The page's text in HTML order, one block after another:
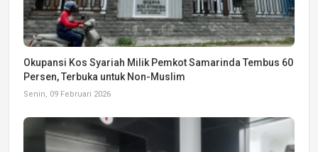
Okupansi Kos Syariah Milik Pemkot Samarinda Tembus 60
Persen, Terbuka untuk Non-Muslim
Senin, 09 Februari 2026